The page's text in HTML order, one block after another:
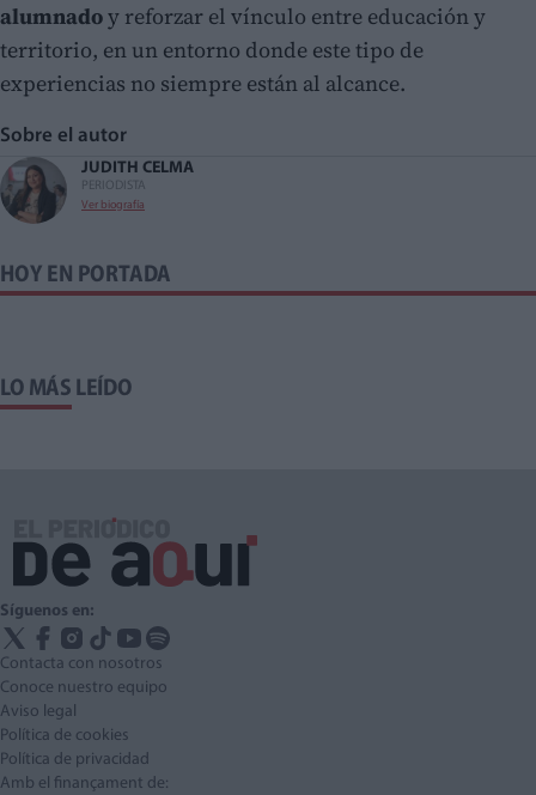
alumnadoy reforzar el vínculo entre educación y
territorio, en un entorno donde este tipo de
experiencias no siempre están al alcance.
Sobre el autor
JUDITH CELMA
PERIODISTA
Ver biografía
HOY EN PORTADA
LO MÁS LEÍDO
Síguenos en:
Contacta con nosotros
Conoce nuestro equipo
Aviso legal
Política de cookies
Política de privacidad
Amb el finançament de: